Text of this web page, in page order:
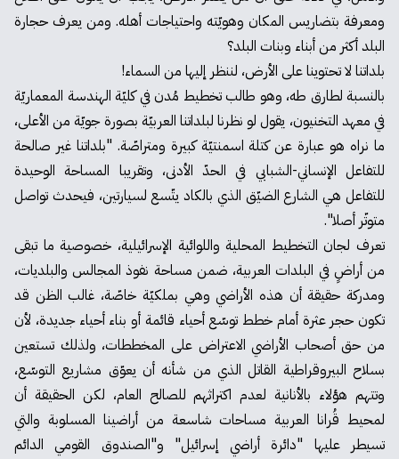
ومعرفة بتضاريس المكان وهويّته واحتياجات أهله. ومن يعرف حجارة
البلد أكثر من أبناء وبنات البلد؟
بلداتنا لا تحتوينا على الأرض، لننظر إليها من السماء!
بالنسبة لطارق طه، وهو طالب تخطيط مُدن في كليّة الهندسة المعماريّة
في معهد التخنيون، يقول لو نظرنا لبلداتنا العربيّة بصورة جويّة من الأعلى،
ما نراه هو عبارة عن كتلة اسمنتيّة كبيرة ومتراصّة. "بلداتنا غير صالحة
للتفاعل الإنساني-الشبابي في الحدّ الأدنى، وتقريبا المساحة الوحيدة
للتفاعل هي الشارع الضيّق الذي بالكاد يتّسع لسيارتين، فيحدث تواصل
متوتّر أصلا".
تعرف لجان التخطيط المحلية واللوائية الإسرائيلية، خصوصية ما تبقى
من أراضٍ في البلدات العربية، ضمن مساحة نفوذ المجالس والبلديات،
ومدركة حقيقة أن هذه الأراضي وهي بملكيّة خاصّة، غالب الظن قد
تكون حجر عثرة أمام خطط توسّع أحياء قائمة أو بناء أحياء جديدة، لأن
من حق أصحاب الأراضي الاعتراض على المخططات، ولذلك تستعين
بسلاح البيروقراطية القاتل الذي من شأنه أن يعوّق مشاريع التوسّع،
وتتهم هؤلاء بالأنانية لعدم اكتراثهم للصالح العام، لكن الحقيقة أن
لمحيط قُرانا العربية مساحات شاسعة من أراضينا المسلوبة والتي
تسيطر عليها "دائرة أراضي إسرائيل" و"الصندوق القومي الدائم